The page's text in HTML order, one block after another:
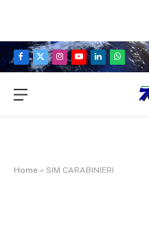
Facebook
X
Instagram
YouTubeLinkedIn
Home » SIM CARABINIERI